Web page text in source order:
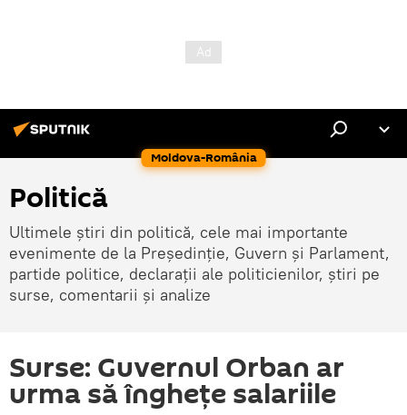
Moldova-România
Politică
Ultimele știri din politică, cele mai importante
evenimente de la Președinție, Guvern și Parlament,
partide politice, declarații ale politicienilor, știri pe
surse, comentarii și analize
Surse: Guvernul Orban ar
urma să înghețe salariile